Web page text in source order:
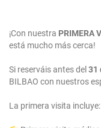
¡Con nuestra PRIMERA
está mucho más cerca!
Si reserváis antes del 31
BILBAO con nuestros
La primera visita incluye: